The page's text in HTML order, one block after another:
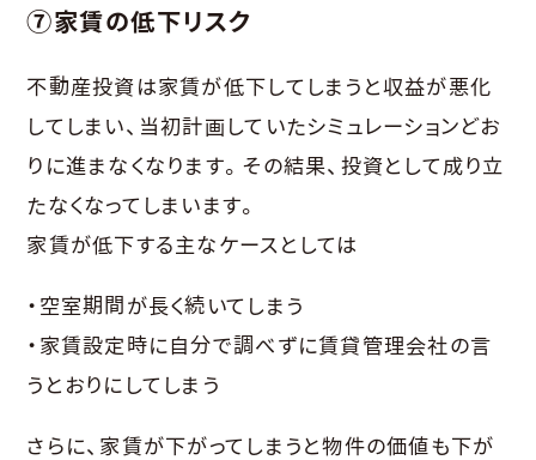
⑦家賃の低下リスク
不動産投資は家賃が低下してしまうと収益が悪化
してしまい、当初計画していたシミュレーションどお
りに進まなくなります。その結果、投資として成り立
たなくなってしまいます。
家賃が低下する主なケースとしては
・空室期間が長く続いてしまう
・家賃設定時に自分で調べずに賃貸管理会社の言
うとおりにしてしまう
さらに、家賃が下がってしまうと物件の価値も下が